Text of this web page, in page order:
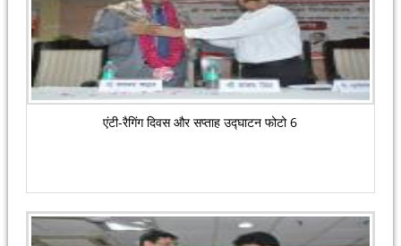
एंटी-रैगिंग दिवस और सप्ताह उद्घाटन फोटो 6